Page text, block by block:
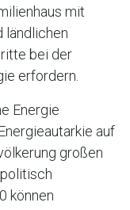
mit
ländlichen
bei der
erfordern.
Energie
auf
großen
können